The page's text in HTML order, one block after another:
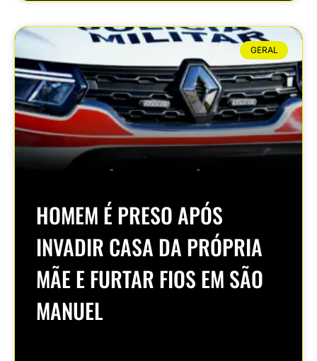
GERAL
HOMEM É PRESO APÓS
INVADIR CASA DA PRÓPRIA
MÃE E FURTAR FIOS EM SÃO
MANUEL